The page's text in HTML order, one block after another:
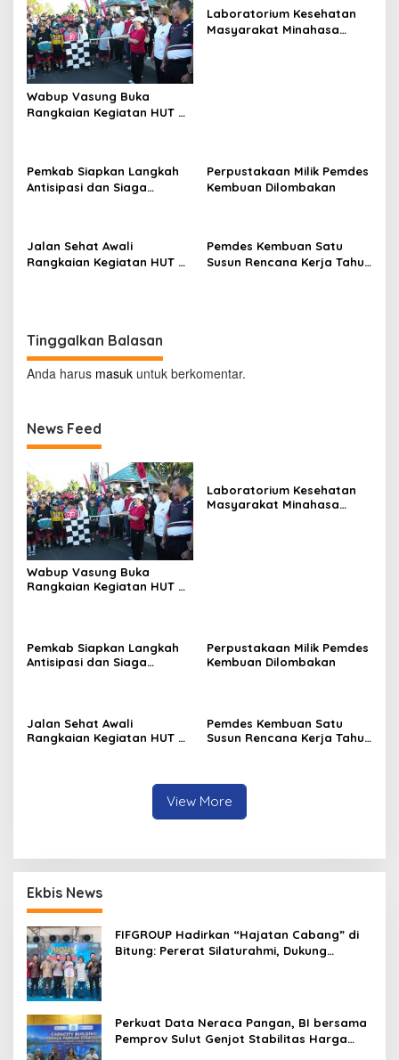
Wabup Vasung Buka
Rangkaian Kegiatan HUT RI
Laboratorium Kesehatan
Masyarakat Minahasa
Pemkab Siapkan Langkah
Antisipasi dan Siaga
Perpustakaan Milik Pemdes
Kembuan Dilombakan
Jalan Sehat Awali
Rangkaian Kegiatan HUT RI
Pemdes Kembuan Satu
Susun Rencana Kerja Tahun
Tinggalkan Balasan
Anda harus masuk untuk berkomentar.
News Feed
Wabup Vasung Buka
Rangkaian Kegiatan HUT RI
Laboratorium Kesehatan
Masyarakat Minahasa
Pemkab Siapkan Langkah
Antisipasi dan Siaga
Perpustakaan Milik Pemdes
Kembuan Dilombakan
Jalan Sehat Awali
Rangkaian Kegiatan HUT RI
Pemdes Kembuan Satu
Susun Rencana Kerja Tahun
View More
Ekbis News
FIFGROUP Hadirkan “Hajatan Cabang” di
Bitung: Pererat Silaturahmi, Dukung
Perkuat Data Neraca Pangan, BI bersama
Pemprov Sulut Genjot Stabilitas Harga